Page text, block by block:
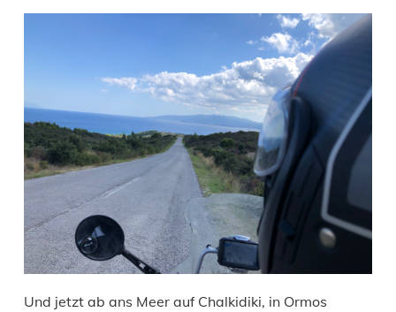
Und jetzt ab ans Meer auf Chalkidiki, in Ormos